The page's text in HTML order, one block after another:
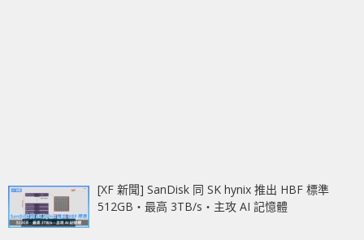
[XF 新聞] SanDisk 同 SK hynix 推出 HBF 標準
512GB‧最高 3TB/s‧主攻 AI 記憶體